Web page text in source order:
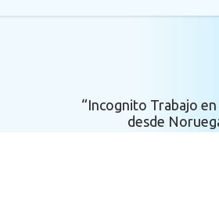
“Incognito Trabajo en
desde